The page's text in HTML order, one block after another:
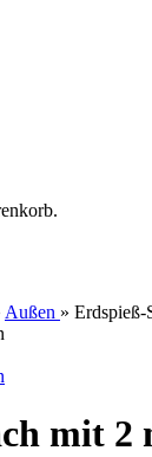
Außen » Erdspieß-
mit